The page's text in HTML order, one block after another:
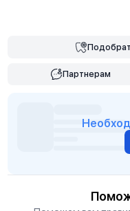
Партнерам